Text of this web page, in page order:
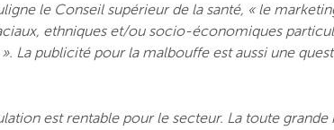
le Conseil supérieur de la santé, « le
ethniques et/ou socio-économiques
publicité pour la malbouffe est aussi une
est rentable pour le secteur. La toute